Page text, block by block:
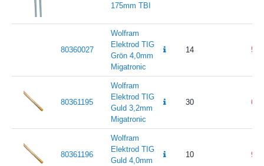
175mm TBI
80360027
Wolfram
Elektrod TIG
Grön 4,0mm
Migatronic
14 52
80361195
Wolfram
Elektrod TIG
Guld 3,2mm
Migatronic
30 60
80361196
Wolfram
Elektrod TIG
Guld 4,0mm
10 92